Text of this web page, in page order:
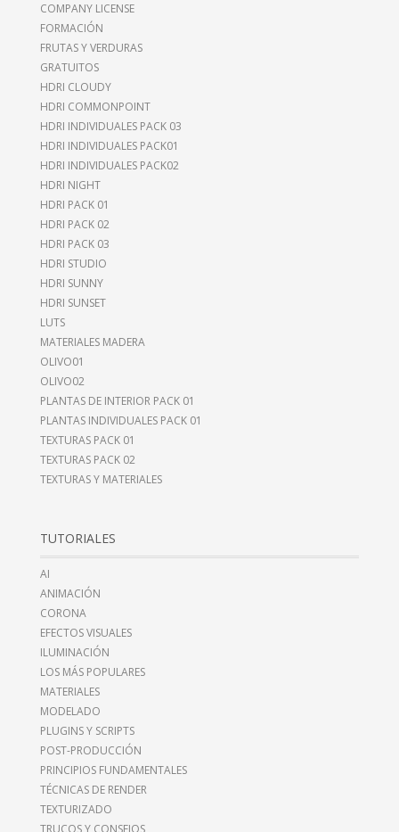
COMPANY LICENSE
FORMACIÓN
FRUTAS Y VERDURAS
GRATUITOS
HDRI CLOUDY
HDRI COMMONPOINT
HDRI INDIVIDUALES PACK 03
HDRI INDIVIDUALES PACK01
HDRI INDIVIDUALES PACK02
HDRI NIGHT
HDRI PACK 01
HDRI PACK 02
HDRI PACK 03
HDRI STUDIO
HDRI SUNNY
HDRI SUNSET
LUTS
MATERIALES MADERA
OLIVO01
OLIVO02
PLANTAS DE INTERIOR PACK 01
PLANTAS INDIVIDUALES PACK 01
TEXTURAS PACK 01
TEXTURAS PACK 02
TEXTURAS Y MATERIALES
TUTORIALES
AI
ANIMACIÓN
CORONA
EFECTOS VISUALES
ILUMINACIÓN
LOS MÁS POPULARES
MATERIALES
MODELADO
PLUGINS Y SCRIPTS
POST-PRODUCCIÓN
PRINCIPIOS FUNDAMENTALES
TÉCNICAS DE RENDER
TEXTURIZADO